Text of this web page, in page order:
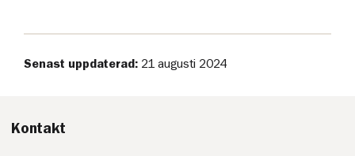
Senast uppdaterad: 21 augusti 2024
Kontakt